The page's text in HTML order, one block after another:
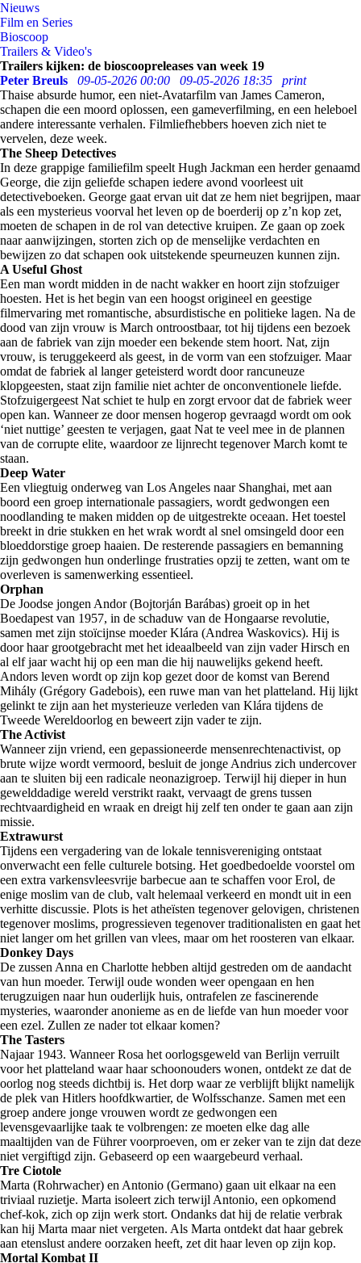
Nieuws
Film en Series
Bioscoop
Trailers & Video's
Trailers kijken: de bioscoopreleases van week 19
Peter Breuls
09-05-2026 00:00 09-05-2026 18:35
print
Thaise absurde humor, een niet-Avatarfilm van James Cameron,
schapen die een moord oplossen, een gameverfilming, en een heleboel
andere interessante verhalen. Filmliefhebbers hoeven zich niet te
vervelen, deze week.
The Sheep Detectives
In deze grappige familiefilm speelt Hugh Jackman een herder genaamd
George, die zijn geliefde schapen iedere avond voorleest uit
detectiveboeken. George gaat ervan uit dat ze hem niet begrijpen, maar
als een mysterieus voorval het leven op de boerderij op z’n kop zet,
moeten de schapen in de rol van detective kruipen. Ze gaan op zoek
naar aanwijzingen, storten zich op de menselijke verdachten en
bewijzen zo dat schapen ook uitstekende speurneuzen kunnen zijn.
A Useful Ghost
Een man wordt midden in de nacht wakker en hoort zijn stofzuiger
hoesten. Het is het begin van een hoogst origineel en geestige
filmervaring met romantische, absurdistische en politieke lagen. Na de
dood van zijn vrouw is March ontroostbaar, tot hij tijdens een bezoek
aan de fabriek van zijn moeder een bekende stem hoort. Nat, zijn
vrouw, is teruggekeerd als geest, in de vorm van een stofzuiger. Maar
omdat de fabriek al langer geteisterd wordt door rancuneuze
klopgeesten, staat zijn familie niet achter de onconventionele liefde.
Stofzuigergeest Nat schiet te hulp en zorgt ervoor dat de fabriek weer
open kan. Wanneer ze door mensen hogerop gevraagd wordt om ook
‘niet nuttige’ geesten te verjagen, gaat Nat te veel mee in de plannen
van de corrupte elite, waardoor ze lijnrecht tegenover March komt te
staan.
Deep Water
Een vliegtuig onderweg van Los Angeles naar Shanghai, met aan
boord een groep internationale passagiers, wordt gedwongen een
noodlanding te maken midden op de uitgestrekte oceaan. Het toestel
breekt in drie stukken en het wrak wordt al snel omsingeld door een
bloeddorstige groep haaien. De resterende passagiers en bemanning
zijn gedwongen hun onderlinge frustraties opzij te zetten, want om te
overleven is samenwerking essentieel.
Orphan
De Joodse jongen Andor (Bojtorján Barábas) groeit op in het
Boedapest van 1957, in de schaduw van de Hongaarse revolutie,
samen met zijn stoïcijnse moeder Klára (Andrea Waskovics). Hij is
door haar grootgebracht met het ideaalbeeld van zijn vader Hirsch en
al elf jaar wacht hij op een man die hij nauwelijks gekend heeft.
Andors leven wordt op zijn kop gezet door de komst van Berend
Mihály (Grégory Gadebois), een ruwe man van het platteland. Hij lijkt
gelinkt te zijn aan het mysterieuze verleden van Klára tijdens de
Tweede Wereldoorlog en beweert zijn vader te zijn.
The Activist
Wanneer zijn vriend, een gepassioneerde mensenrechtenactivist, op
brute wijze wordt vermoord, besluit de jonge Andrius zich undercover
aan te sluiten bij een radicale neonazigroep. Terwijl hij dieper in hun
gewelddadige wereld verstrikt raakt, vervaagt de grens tussen
rechtvaardigheid en wraak en dreigt hij zelf ten onder te gaan aan zijn
missie.
Extrawurst
Tijdens een vergadering van de lokale tennisvereniging ontstaat
onverwacht een felle culturele botsing. Het goedbedoelde voorstel om
een extra varkensvleesvrije barbecue aan te schaffen voor Erol, de
enige moslim van de club, valt helemaal verkeerd en mondt uit in een
verhitte discussie. Plots is het atheïsten tegenover gelovigen, christenen
tegenover moslims, progressieven tegenover traditionalisten en gaat het
niet langer om het grillen van vlees, maar om het roosteren van elkaar.
Donkey Days
De zussen Anna en Charlotte hebben altijd gestreden om de aandacht
van hun moeder. Terwijl oude wonden weer opengaan en hen
terugzuigen naar hun ouderlijk huis, ontrafelen ze fascinerende
mysteries, waaronder anonieme as en de liefde van hun moeder voor
een ezel. Zullen ze nader tot elkaar komen?
The Tasters
Najaar 1943. Wanneer Rosa het oorlogsgeweld van Berlijn verruilt
voor het platteland waar haar schoonouders wonen, ontdekt ze dat de
oorlog nog steeds dichtbij is. Het dorp waar ze verblijft blijkt namelijk
de plek van Hitlers hoofdkwartier, de Wolfsschanze. Samen met een
groep andere jonge vrouwen wordt ze gedwongen een
levensgevaarlijke taak te volbrengen: ze moeten elke dag alle
maaltijden van de Führer voorproeven, om er zeker van te zijn dat deze
niet vergiftigd zijn. Gebaseerd op een waargebeurd verhaal.
Tre Ciotole
Marta (Rohrwacher) en Antonio (Germano) gaan uit elkaar na een
triviaal ruzietje. Marta isoleert zich terwijl Antonio, een opkomend
chef-kok, zich op zijn werk stort. Ondanks dat hij de relatie verbrak
kan hij Marta maar niet vergeten. Als Marta ontdekt dat haar gebrek
aan etenslust andere oorzaken heeft, zet dit haar leven op zijn kop.
Mortal Kombat II